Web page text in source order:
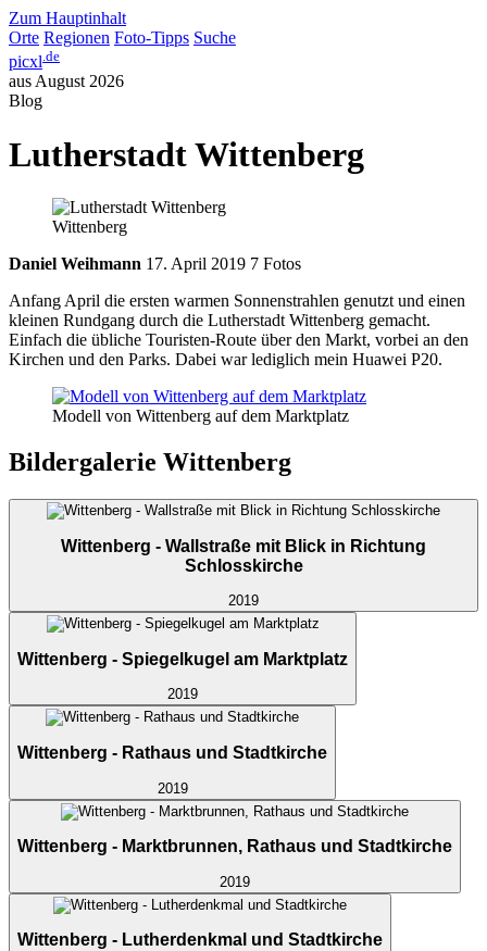
Zum Hauptinhalt
Orte Regionen Foto-Tipps Suche
picxl.de
aus August 2026
Blog
Lutherstadt Wittenberg
Wittenberg
Daniel Weihmann 17. April 2019 7 Fotos
Anfang April die ersten warmen Sonnenstrahlen genutzt und einen
kleinen Rundgang durch die Lutherstadt Wittenberg gemacht.
Einfach die übliche Touristen-Route über den Markt, vorbei an den
Kirchen und den Parks. Dabei war lediglich mein Huawei P20.
Modell von Wittenberg auf dem Marktplatz
Bildergalerie Wittenberg
Wittenberg - Wallstraße mit Blick in Richtung
Schlosskirche
2019
Wittenberg - Spiegelkugel am Marktplatz
2019
Wittenberg - Rathaus und Stadtkirche
2019
Wittenberg - Marktbrunnen, Rathaus und Stadtkirche
2019
Wittenberg - Lutherdenkmal und Stadtkirche